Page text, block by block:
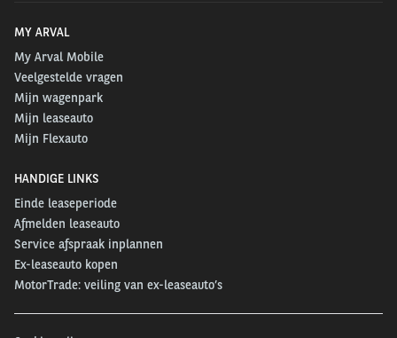
MY ARVAL
My Arval Mobile
Veelgestelde vragen
Mijn wagenpark
Mijn leaseauto
Mijn Flexauto
HANDIGE LINKS
Einde leaseperiode
Afmelden leaseauto
Service afspraak inplannen
Ex-leaseauto kopen
MotorTrade: veiling van ex-leaseauto’s